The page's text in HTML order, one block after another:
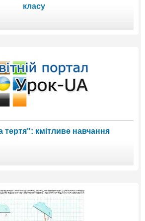
класу
тертя": кмітливе навчання